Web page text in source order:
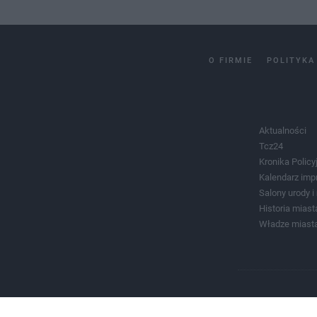
O FIRMIE POLITYKA
Aktualności
Tcz24
Kronika
Kalendarz
Salony urody i
Historia
Władze